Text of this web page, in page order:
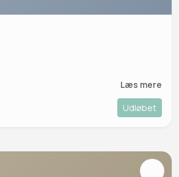
Læs mere
Udløbet